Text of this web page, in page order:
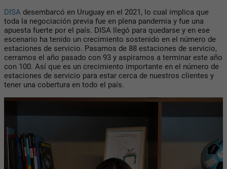
DISA desembarcó en Uruguay en el 2021, lo cual implica que
toda la negociación previa fue en plena pandemia y fue una
apuesta fuerte por el país. DISA llegó para quedarse y en ese
escenario ha tenido un crecimiento sostenido en el número de
estaciones de servicio. Pasamos de 88 estaciones de servicio,
cerramos el año pasado con 93 y aspiramos a terminar este año
con 100. Así que es un crecimiento importante en el número de
estaciones de servicio para estar cerca de nuestros clientes y
tener una cobertura en todo el país.